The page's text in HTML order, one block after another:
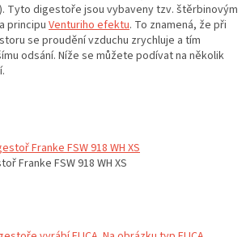
Tyto digestoře jsou vybaveny tzv. štěrbinovým
principu Venturiho efektu. To znamená, že při
se proudění vzduchu zrychluje a tím
odsání. Níže se můžete podívat na několik
Franke FSW 918 WH XS